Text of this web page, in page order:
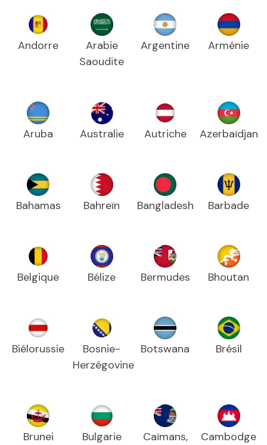
Andorre
Arabie
Saoudite
Argentine Arménie
Aruba Australie Autriche Azerbaïdjan
Bahamas Bahreïn Bangladesh Barbade
Belgique Bélize Bermudes Bhoutan
Biélorussie
Bosnie-
Herzégovine
Botswana Brésil
Brunei Bulgarie
Caïmans,
Cambodge